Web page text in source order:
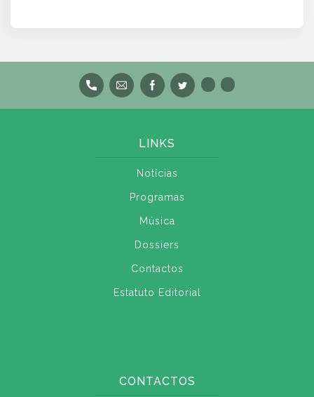
LINKS
Notícias
Programas
Música
Dossiers
Contactos
Estatuto Editorial
CONTACTOS